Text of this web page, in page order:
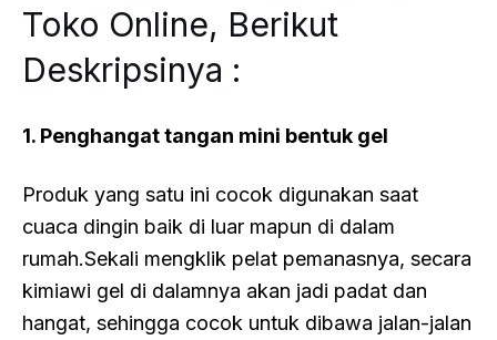
Toko Online, Berikut
Deskripsinya :
1. Penghangat tangan mini bentuk gel
Produk yang satu ini cocok digunakan saat
cuaca dingin baik di luar mapun di dalam
rumah.Sekali mengklik pelat pemanasnya, secara
kimiawi gel di dalamnya akan jadi padat dan
hangat, sehingga cocok untuk dibawa jalan-jalan